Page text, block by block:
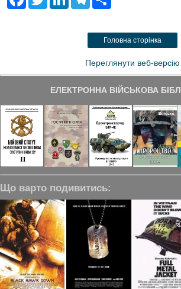
g
m
e
Головна сторінка
Переглянути веб-версію
ЕЛЕКТРОННА ВІЙСЬКОВА
Що варто подивитись: